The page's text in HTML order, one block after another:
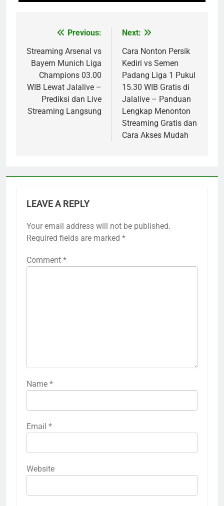
navigation
Previous:
Streaming Arsenal vs
Bayern Munich Liga
Champions 03.00
WIB Lewat Jalalive –
Prediksi dan Live
Streaming Langsung
Next:
Cara Nonton Persik
Kediri vs Semen
Padang Liga 1 Pukul
15.30 WIB Gratis di
Jalalive – Panduan
Lengkap Menonton
Streaming Gratis dan
Cara Akses Mudah
LEAVE A REPLY
Your email address will not be published.
Required fields are marked *
Comment *
Name *
Email *
Website